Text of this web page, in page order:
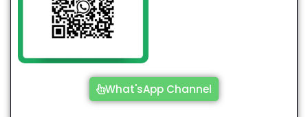
What'sApp Channel